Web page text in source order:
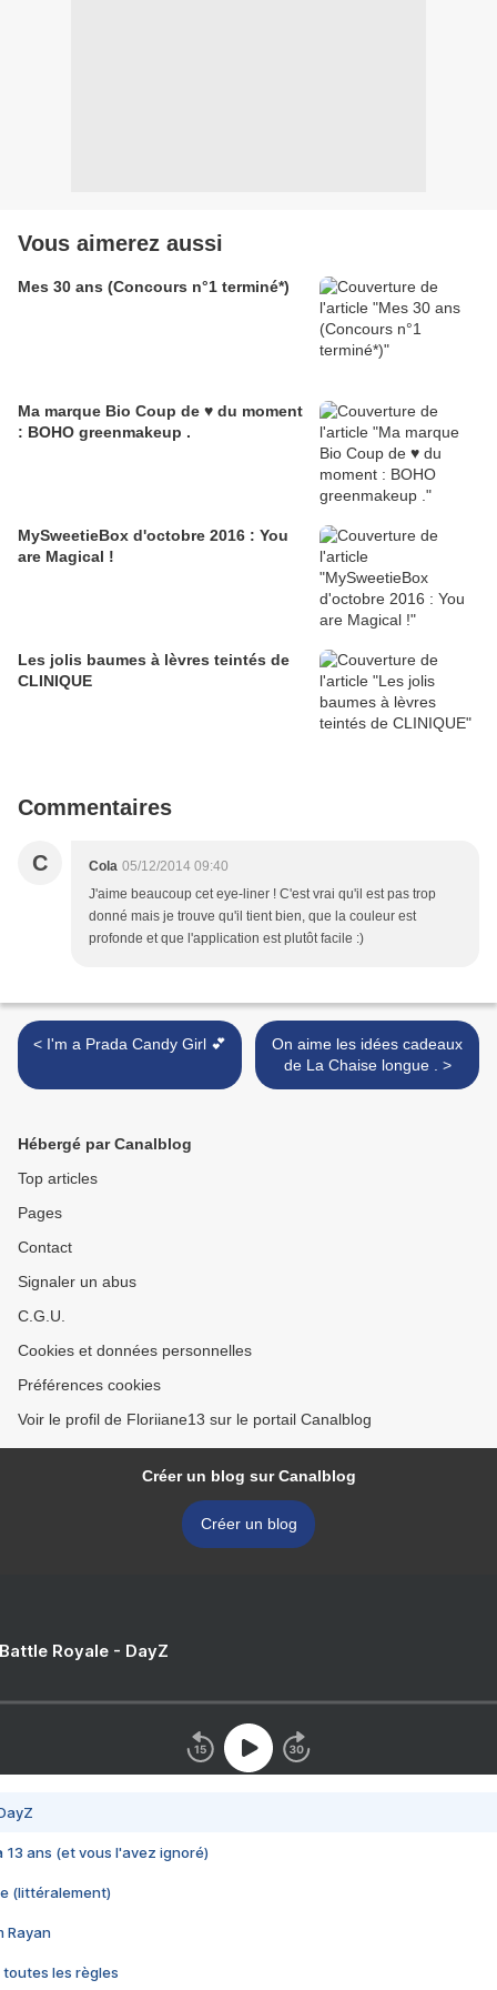
Vous aimerez aussi
Mes 30 ans (Concours n°1 terminé*)
Ma marque Bio Coup de ♥ du moment
: BOHO greenmakeup .
MySweetieBox d'octobre 2016 : You
are Magical !
Les jolis baumes à lèvres teintés de
CLINIQUE
Commentaires
C Cola 05/12/2014 09:40
J'aime beaucoup cet eye-liner ! C'est vrai qu'il est pas trop
donné mais je trouve qu'il tient bien, que la couleur est
profonde et que l'application est plutôt facile :)
< I'm a Prada Candy Girl 💕
On aime les idées cadeaux
de La Chaise longue . >
Hébergé par Canalblog
Top articles
Pages
Contact
Signaler un abus
C.G.U.
Cookies et données personnelles
Préférences cookies
Voir le profil de Floriiane13 sur le portail Canalblog
Créer un blog sur Canalblog
Créer un blog
Royale - DayZ
13 ans (et vous l'avez ignoré)
(littéralement)
Rayan
toutes les règles